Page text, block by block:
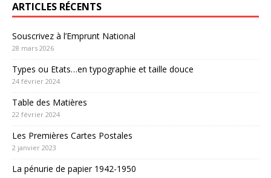
ARTICLES RÉCENTS
Souscrivez à l’Emprunt National
28 mars 2026
Types ou Etats…en typographie et taille douce
24 février 2024
Table des Matières
22 février 2024
Les Premières Cartes Postales
2 janvier 2023
La pénurie de papier 1942-1950